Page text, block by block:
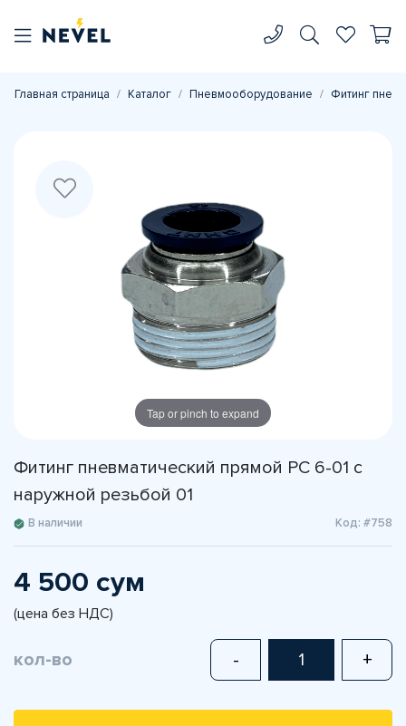
Главная страница Каталог Пневмооборудование Фитинг
Tap or pinch to expand
Фитинг пневматический прямой PC 6-01 с
наружной резьбой 01
В наличии Код: #758
4 500 сум
(цена без НДС)
кол-во - +